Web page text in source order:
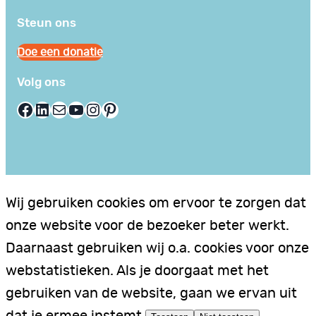
Steun ons
Doe een donatie
Volg ons
Facebook LinkedIn E-mail YouTube InstagramPinterest
Wij gebruiken cookies om ervoor te zorgen dat
onze website voor de bezoeker beter werkt.
Daarnaast gebruiken wij o.a. cookies voor onze
webstatistieken. Als je doorgaat met het
gebruiken van de website, gaan we ervan uit